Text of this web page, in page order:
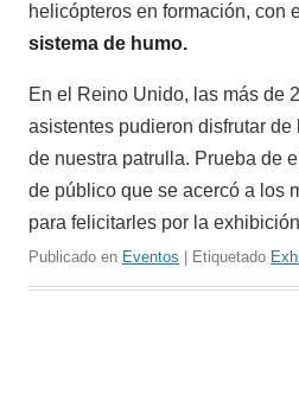
helicópteros en formación, con
sistema de humo.
En el Reino Unido, las más de
asistentes pudieron disfrutar
de nuestra patrulla. Prueba de
de público que se acercó a los
para felicitarles por la
Publicado en Eventos | Etiquetado